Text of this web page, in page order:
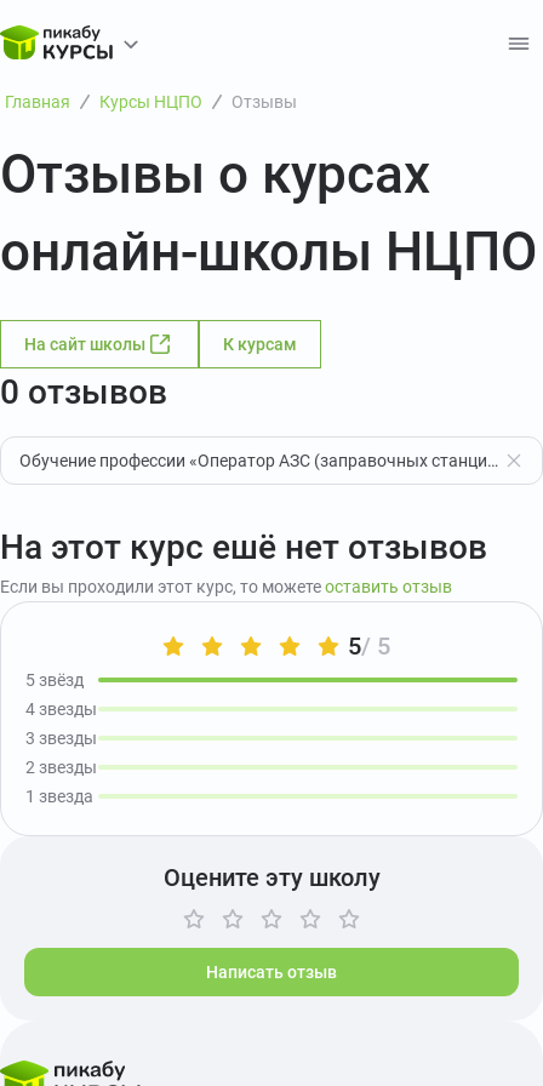
Главная Курсы НЦПО Отзывы
Отзывы о курсах
онлайн-школы НЦПО
На сайт школы К курсам
0 отзывов
Обучение профессии «Оператор АЗС (заправочных станций)»
На этот курс ешё нет отзывов
Если вы проходили этот курс, то можетеоставить отзыв
5/ 5
5 звёзд
4 звезды
3 звезды
2 звезды
1 звезда
Оцените эту школу
Написать отзыв